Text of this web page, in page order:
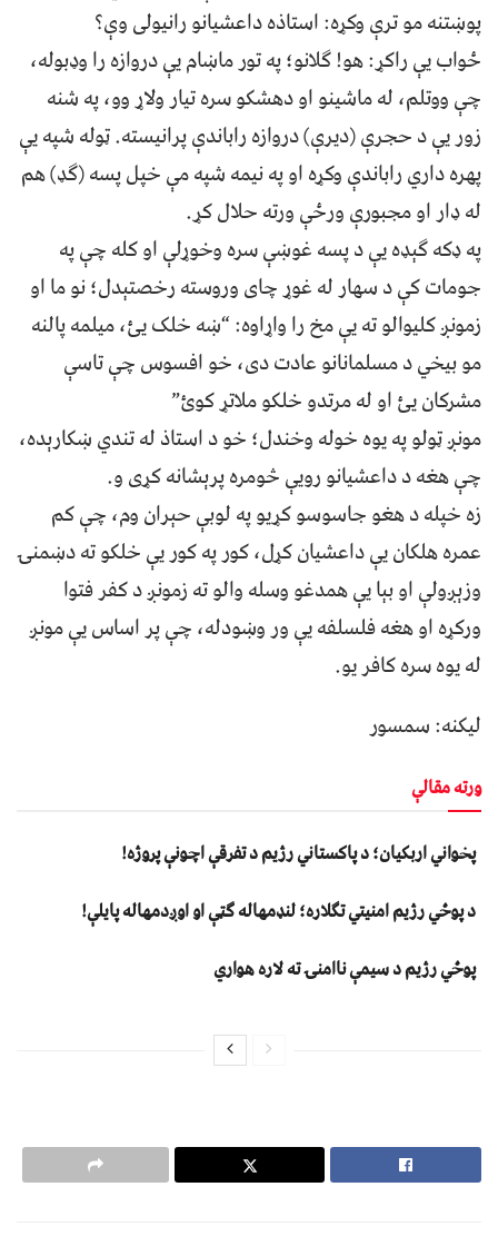
پوښتنه مو ترې وکړه: استاذه داعشیانو رانیولی وې؟
ځواب یې راکړ: هو! ګلانو؛ په تور ماښام یې دروازه را وډبوله،
چې ووتلم، له ماشینو او دهشکو سره تیار ولاړ وو، په شنه
زور یې د حجرې (دیرې) دروازه راباندې پرانیسته. ټوله شپه یې
پهره داري راباندې وکړه او په نیمه شپه مې خپل پسه (ګډ) هم
له ډار او مجبورې ورځې ورته حلال کړ.
په ډکه ګېډه یې د پسه غوښې سره وخوړلې او کله چې په
جومات کې د سهار له غوړ چای وروسته رخصتېدل؛ نو ما او
زمونږ کلیوالو ته یې مخ را واړاوه: “ښه خلک یئ، میلمه پالنه
مو بیخي د مسلمانانو عادت دی، خو افسوس چې تاسې
مشرکان یئ او له مرتدو خلکو ملاتړ کوئ”
مونږ ټولو په یوه خوله وخندل؛ خو د استاذ له تندي ښکارېده،
چې هغه د داعشیانو رویې څومره پرېشانه کړی و.
زه خپله د هغو جاسوسو کړیو په لوبې حېران وم، چې کم
عمره هلکان یې داعشیان کړل، کور په کور یې خلکو ته دښمنۍ
وزېږولې او بېا یې همدغو وسله والو ته زمونږ د کفر فتوا
ورکړه او هغه فلسلفه یې ور وښودله، چې پر اساس یې مونږ
له یوه سره کافر یو.
لیکنه: سمسور
ورته مقالې
پخواني اربکیان؛ د پاکستاني رژیم د تفرقې اچونې پروژه!
د پوځي رژیم امنیتي تګلاره؛ لنډمهاله ګټې او اوږدمهاله پایلې!
پوځي رژیم د سیمې ناامنۍ ته لاره هواري